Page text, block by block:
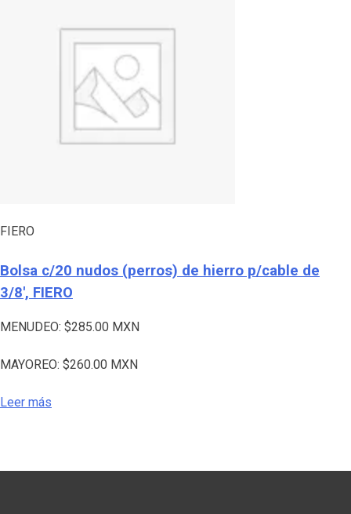
FIERO
Bolsa c/20 nudos (perros) de hierro p/cable de
3/8′, FIERO
MENUDEO: $285.00 MXN
MAYOREO: $260.00 MXN
Leer más